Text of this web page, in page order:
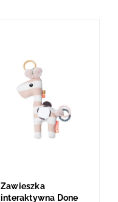
Zawieszka
interaktywna Done